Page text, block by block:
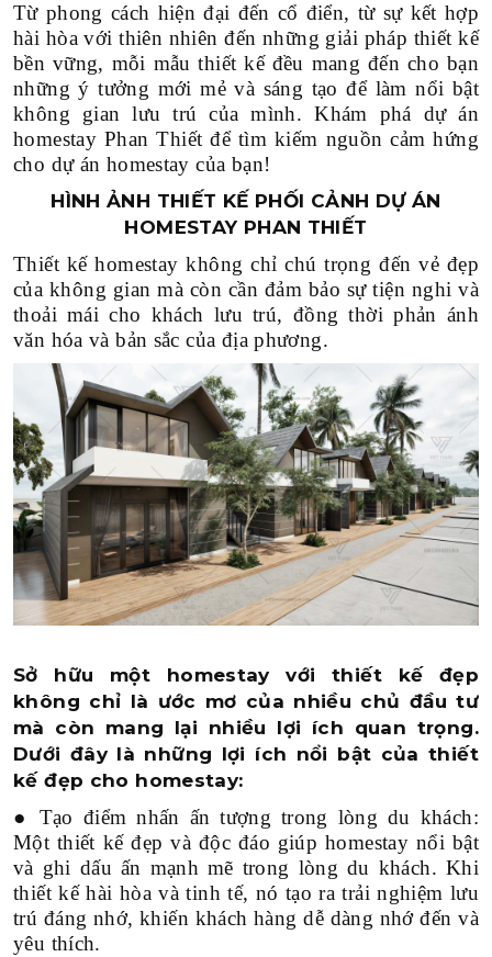
THEO CHUẨN LOẠI
THIẾT KẾ THI CÔNG NHÀ HÀNG-COFFEE
THIẾT KẾ THI CÔNG SHOWROOM-MARKET
THIẾT KẾ THI CÔNG VĂN PHÒNG
THIẾT KẾ THI CÔNG BIỆT THỰ-CĂN HỘ
THEO DIỆN TÍCH
DƯỚI 100M2
100M2-500M2
500M2-1000M2
TRÊN 1000M2
THEO TIẾN ĐỘ
VỪA KHAI TRƯƠNG
SẮP KHỞI CÔNG
ĐANG THI CÔNG
Từ phong cách hiện đại đến cổ điển, từ sự kết hợp
hài hòa với thiên nhiên đến những giải pháp thiết kế
bền vững, mỗi mẫu thiết kế đều mang đến cho bạn
những ý tưởng mới mẻ và sáng tạo để làm nổi bật
không gian lưu trú của mình. Khám phá dự án
homestay Phan Thiết để tìm kiếm nguồn cảm hứng
cho dự án homestay của bạn!
HÌNH ẢNH THIẾT KẾ PHỐI CẢNH DỰ ÁN
HOMESTAY PHAN THIẾT
Thiết kế homestay không chỉ chú trọng đến vẻ đẹp
của không gian mà còn cần đảm bảo sự tiện nghi và
thoải mái cho khách lưu trú, đồng thời phản ánh
văn hóa và bản sắc của địa phương.
Sở hữu một homestay với thiết kế đẹp
không chỉ là ước mơ của nhiều chủ đầu tư
mà còn mang lại nhiều lợi ích quan trọng.
Dưới đây là những lợi ích nổi bật của thiết
kế đẹp cho homestay:
● Tạo điểm nhấn ấn tượng trong lòng du khách:
Một thiết kế đẹp và độc đáo giúp homestay nổi bật
và ghi dấu ấn mạnh mẽ trong lòng du khách. Khi
thiết kế hài hòa và tinh tế, nó tạo ra trải nghiệm lưu
trú đáng nhớ, khiến khách hàng dễ dàng nhớ đến và
yêu thích.